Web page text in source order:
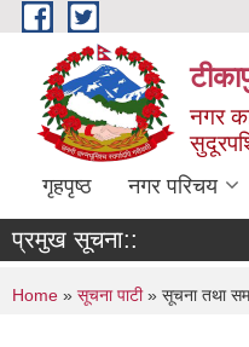
Skip to main content
नगर
गृहपृष्ठ नगर परिचय
प्रमुख सूचना::
You are here
Home » सूचना पाटी» सूचना तथा